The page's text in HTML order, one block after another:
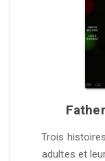
Trois
adultes et